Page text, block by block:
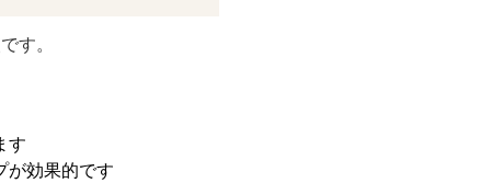
す。
す
が効果的です